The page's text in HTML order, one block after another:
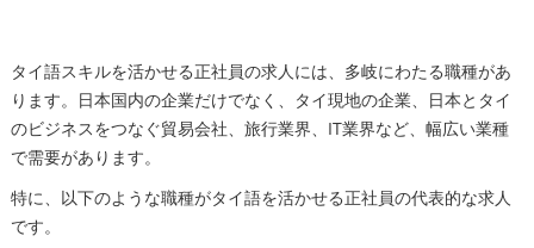
タイ語スキルを活かせる正社員の求人には、多岐にわたる職種があ
ります。日本国内の企業だけでなく、タイ現地の企業、日本とタイ
のビジネスをつなぐ貿易会社、旅行業界、IT業界など、幅広い業種
で需要があります。
特に、以下のような職種がタイ語を活かせる正社員の代表的な求人
です。